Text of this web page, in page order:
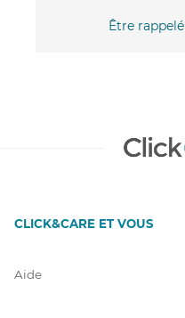
Être
CLICK&CARE ET VOUS
Aide